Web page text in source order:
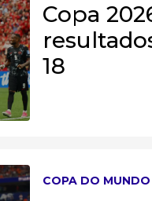
Copa
18
COPA DO